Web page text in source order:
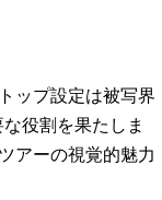
ップ設定は被写界
役割を果たしま
アーの視覚的魅力